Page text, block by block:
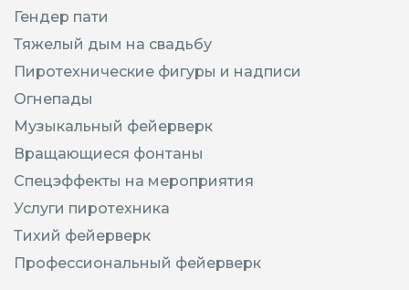
Гендер пати
Тяжелый дым на свадьбу
Пиротехнические фигуры и надписи
Огнепады
Музыкальный фейерверк
Вращающиеся фонтаны
Спецэффекты на мероприятия
Услуги пиротехника
Тихий фейерверк
Профессиональный фейерверк